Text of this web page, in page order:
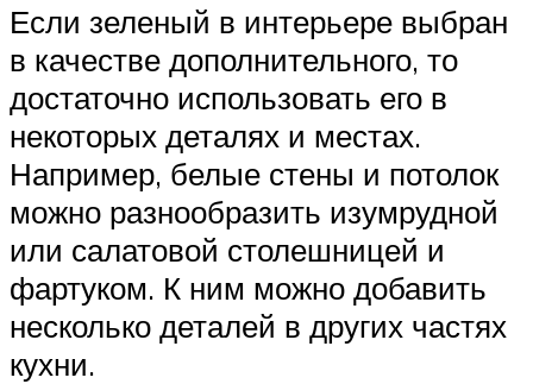
Если зеленый в интерьере выбран
в качестве дополнительного, то
достаточно использовать его в
некоторых деталях и местах.
Например, белые стены и потолок
можно разнообразить изумрудной
или салатовой столешницей и
фартуком. К ним можно добавить
несколько деталей в других частях
кухни.